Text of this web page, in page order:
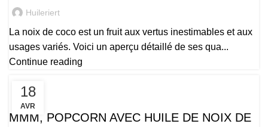
Huileriert
La noix de coco est un fruit aux vertus inestimables et aux
usages variés. Voici un aperçu détaillé de ses qua...
Continue reading
18
AVR
BENIN
MMM, POPCORN AVEC HUILE DE NOIX DE